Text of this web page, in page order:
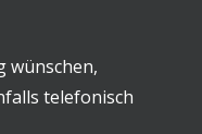
wünschen,
telefonisch